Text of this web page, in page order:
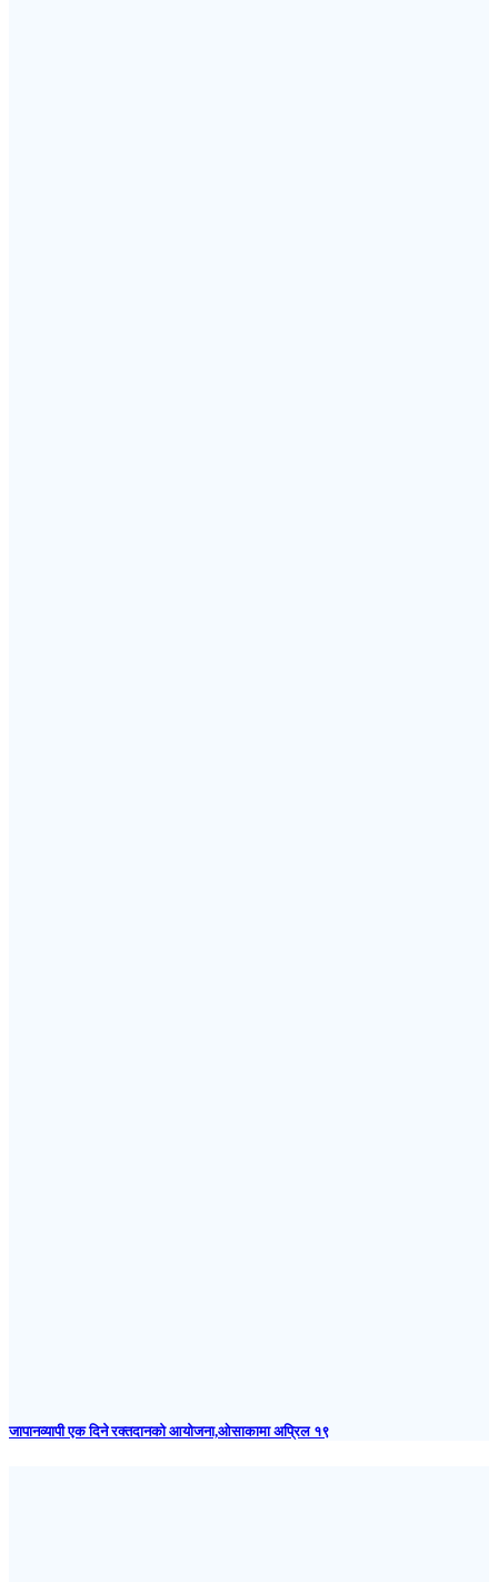
जापानव्यापी एक दिने रक्तदानको आयोजना,ओसाकामा अप्रिल १९